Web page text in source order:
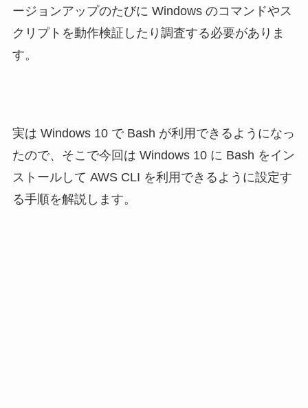
ージョンアップのたびに Windows のコマンドやス
クリプトを動作検証したり調査する必要がありま
す。
実は Windows 10 で Bash が利用できるようになっ
たので、そこで今回は Windows 10 に Bash をイン
ストールして AWS CLI を利用できるように設定す
る手順を解説します。